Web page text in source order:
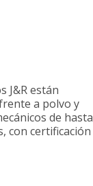
J&R están
a polvo y
de hasta
con certificación